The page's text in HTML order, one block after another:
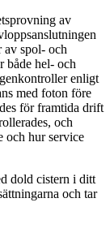
av
av spol- och
både hel- och
enligt
med foton före
för framtida drift
och
och hur service
dold cistern i ditt
och tar